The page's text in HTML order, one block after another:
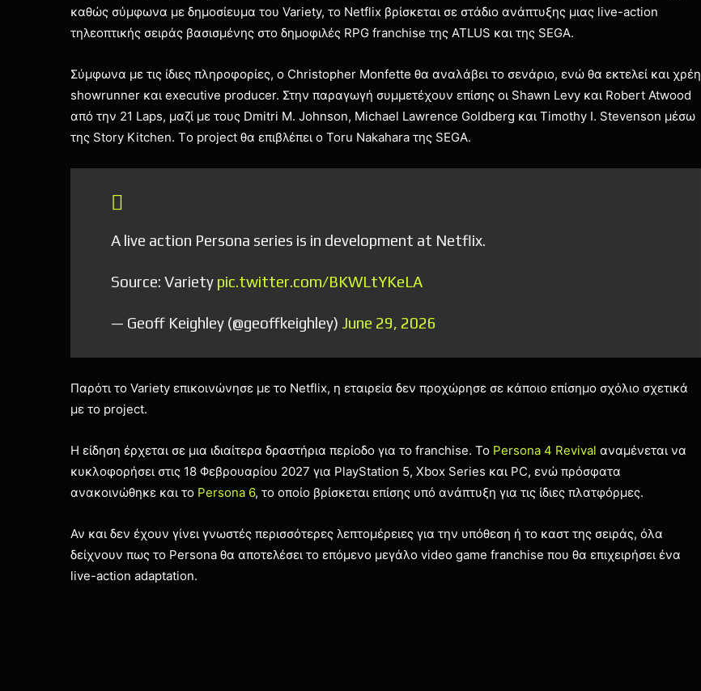
καθώς σύμφωνα με δημοσίευμα του Variety, το Netflix βρίσκεται σε στάδιο ανάπτυξης μιας live-action
τηλεοπτικής σειράς βασισμένης στο δημοφιλές RPG franchise της ATLUS και της SEGA.
Σύμφωνα με τις ίδιες πληροφορίες, ο Christopher Monfette θα αναλάβει το σενάριο, ενώ θα εκτελεί και χρέη
showrunner και executive producer. Στην παραγωγή συμμετέχουν επίσης οι Shawn Levy και Robert Atwood
από την 21 Laps, μαζί με τους Dmitri M. Johnson, Michael Lawrence Goldberg και Timothy I. Stevenson μέσω
της Story Kitchen. Τo project θα επιβλέπει ο Toru Nakahara της SEGA.
A live action Persona series is in development at Netflix.
Source: Variety pic.twitter.com/BKWLtYKeLA
— Geoff Keighley (@geoffkeighley) June 29, 2026
Παρότι το Variety επικοινώνησε με το Netflix, η εταιρεία δεν προχώρησε σε κάποιο επίσημο σχόλιο σχετικά
με το project.
Η είδηση έρχεται σε μια ιδιαίτερα δραστήρια περίοδο για το franchise. Το Persona 4 Revival αναμένεται να
κυκλοφορήσει στις 18 Φεβρουαρίου 2027 για PlayStation 5, Xbox Series και PC, ενώ πρόσφατα
ανακοινώθηκε και το Persona 6, το οποίο βρίσκεται επίσης υπό ανάπτυξη για τις ίδιες πλατφόρμες.
Αν και δεν έχουν γίνει γνωστές περισσότερες λεπτομέρειες για την υπόθεση ή το καστ της σειράς, όλα
δείχνουν πως το Persona θα αποτελέσει το επόμενο μεγάλο video game franchise που θα επιχειρήσει ένα
live-action adaptation.